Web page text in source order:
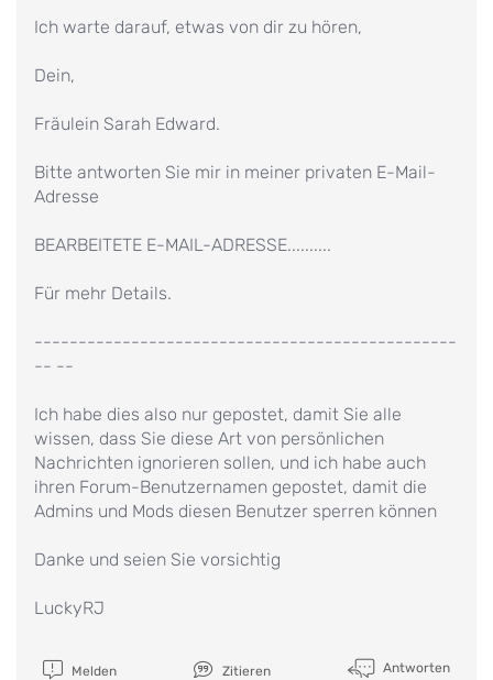
Ich warte darauf, etwas von dir zu hören,
Dein,
Fräulein Sarah Edward.
Bitte antworten Sie mir in meiner privaten E-Mail-
Adresse
BEARBEITETE E-MAIL-ADRESSE..........
Für mehr Details.
------------------------------------------------
-- --
Ich habe dies also nur gepostet, damit Sie alle
wissen, dass Sie diese Art von persönlichen
Nachrichten ignorieren sollen, und ich habe auch
ihren Forum-Benutzernamen gepostet, damit die
Admins und Mods diesen Benutzer sperren können
Danke und seien Sie vorsichtig
LuckyRJ
Melden Zitieren Antworten